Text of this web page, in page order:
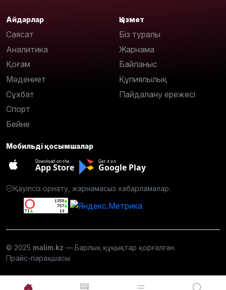
Айдарлар
Саясат
Аналитика
Қоғам
Мәдениет
Сұхбат
Спорт
Бейне
Қызмет
Біз туралы
Жарнама
Байланыс
Құпиялылық
Пайдалану ережесі
Мобильді қосымшалар
Download on the
App Store
Get it on
Google Play
Қауіпсіз орнату, жарнамасыз хабарламалар.
© 2025 malim.kz — Барлық құқықтар қорғалған.
Прайс-парақшасы